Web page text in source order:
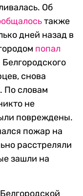
Об
также
дней назад в
попал
снова
По словам
не
повреждены.
пожар на
расстреляли
зашли на